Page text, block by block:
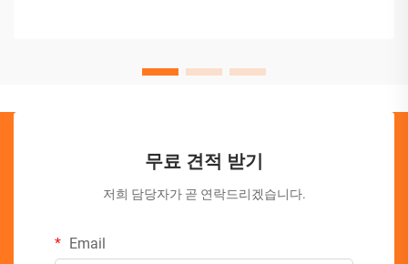
무료 견적 받기
저희 담당자가 곧 연락드리겠습니다.
Email